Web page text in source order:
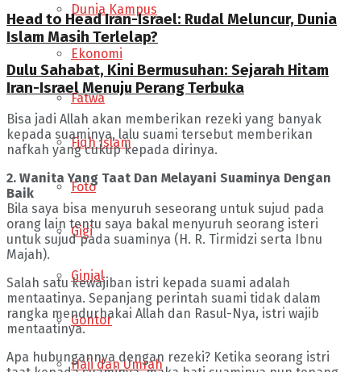
Dunia Kampus
Ekonomi
Fatwa
Fiqh Islam
Foto
Gigi
Ginjal
Gontor
Haji dan Umrah
Head to Head Iran-Israel: Rudal Meluncur, Dunia
Islam Masih Terlelap?
Dulu Sahabat, Kini Bermusuhan: Sejarah Hitam
Iran-Israel Menuju Perang Terbuka
Bisa jadi Allah akan memberikan rezeki yang banyak
kepada suaminya, lalu suami tersebut memberikan
nafkah yang cukup kepada dirinya.
2. Wanita Yang Taat Dan Melayani Suaminya Dengan
Baik
Bila saya bisa menyuruh seseorang untuk sujud pada
orang lain tentu saya bakal menyuruh seorang isteri
untuk sujud pada suaminya (H. R. Tirmidzi serta Ibnu
Majah).
Salah satu kewajiban istri kepada suami adalah
mentaatinya. Sepanjang perintah suami tidak dalam
rangka mendurhakai Allah dan Rasul-Nya, istri wajib
mentaatinya.
Apa hubungannya dengan rezeki? Ketika seorang istri